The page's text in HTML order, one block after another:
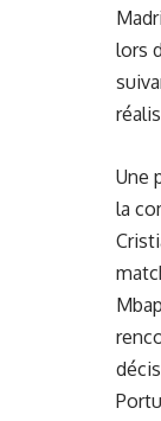
lors
Une
la